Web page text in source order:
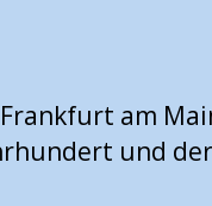
am
und der